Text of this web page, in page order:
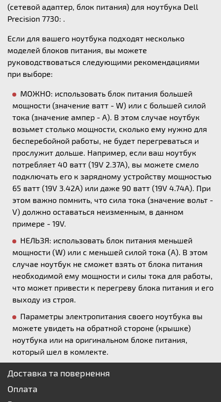
(сетевой адаптер, блок питания) для ноутбука Dell
Precision 7730: .
Если для вашего ноутбука подходят несколько
моделей блоков питания, вы можете
руководствоваться следующими рекомендациями
при выборе:
МОЖНО: использовать блок питания большей
мощности (значение ватт - W) или с большей силой
тока (значение ампер - А). В этом случае ноутбук
возьмет столько мощности, сколько ему нужно для
бесперебойной работы, не будет перегреваться и
прослужит дольше. Например, если ваш ноутбук
потребляет 40 ватт (19V 2.37A), вы можете смело
подключать его к зарядному устройству мощностью
65 ватт (19V 3.42A) или даже 90 ватт (19V 4.74A). При
этом важно помнить, что сила тока (значение вольт -
V) должно оставаться неизменным, в данном
примере - 19V.
НЕЛЬЗЯ: использовать блок питания меньшей
мощности (W) или с меньшей силой тока (А). В этом
случае ноутбук не сможет взять от блока питания
необходимой ему мощности и силы тока для работы,
что может привести к перегреву блока питания и его
выходу из строя.
Параметры электропитания своего ноутбука вы
можете увидеть на обратной стороне (крышке)
ноутбука или на оригинальном блоке питания,
который шел в комлекте.
Доставка та повернення
Оплата